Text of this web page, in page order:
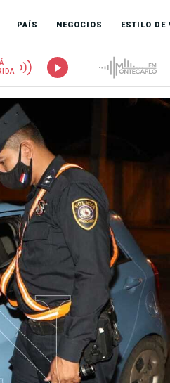
PAÍS NEGOCIOS ESTILO DE